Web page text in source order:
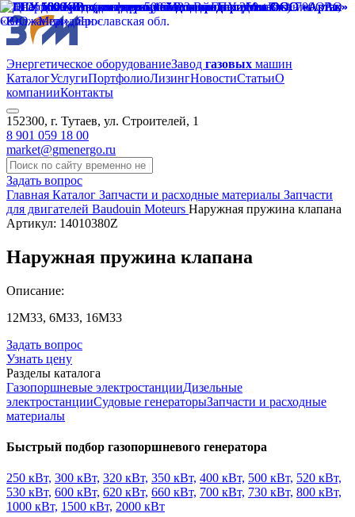
Энергетическое оборудованиеЗавод газовых машин
КаталогУслугиПортфолиоЛизингНовостиСтатьиО
компанииКонтакты
152300, г. Тутаев, ул. Строителей, 1
8 901 059 18 00
market@gmenergo.ru
Задать вопрос
Главная Каталог Запчасти и расходные материалы Запчасти
для двигателей Baudouin Moteurs Наружная пружина клапана
Артикул: 14010380Z
Наружная пружина клапана
Описание:
12М33, 6М33, 16М33
Задать вопрос
Узнать цену
Разделы каталога
Газопоршневые электростанцииДизельные
электростанцииСудовые генераторыЗапчасти и расходные
материалы
Быстрый подбор газопоршневого генератора
250 кВт, 300 кВт, 320 кВт, 350 кВт, 400 кВт, 500 кВт, 520 кВт,
530 кВт, 600 кВт, 620 кВт, 660 кВт, 700 кВт, 730 кВт, 800 кВт,
1000 кВт, 1500 кВт, 2000 кВт